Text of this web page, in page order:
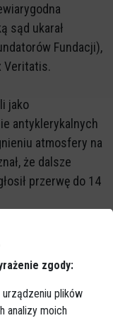
sąd ukarał
Fundacji),
Veritatis.
jako
antyklerykalnych
atmosfery na
że dalsze
przerwę do 14
zgody:
plików
analizy moich